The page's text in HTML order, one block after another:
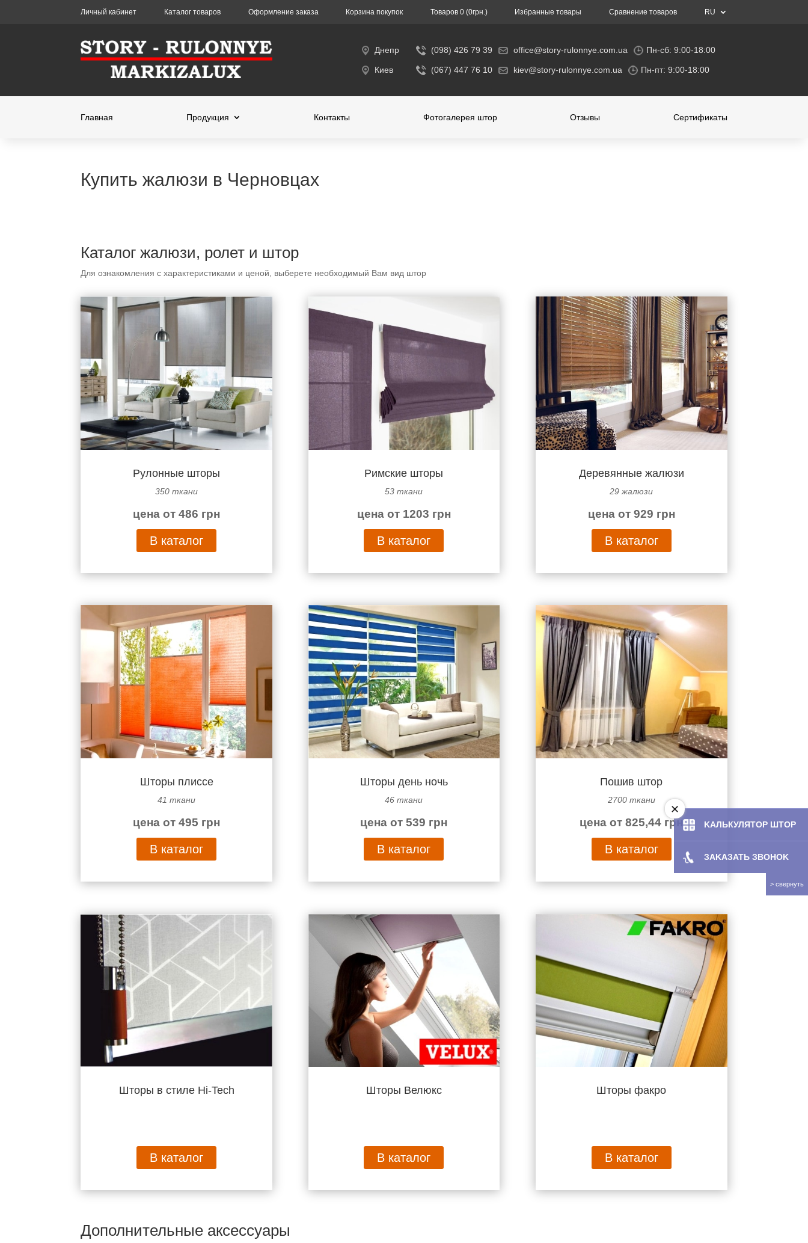
Личный кабинет Каталог товаров Оформление заказа Корзина покупок Toвapoв 0 (0гpн.) Избранные товары Сравнение товаров RU
Днепр (098) 426 79 39 office@story-rulonnye.com.ua Пн-сб: 9:00-18:00
Киев (067) 447 76 10 kiev@story-rulonnye.com.ua Пн-пт: 9:00-18:00
Главная Продукция Контакты Фотогалерея штор Отзывы Сертификаты
Купить жалюзи в Черновцах
Каталог жалюзи, ролет и штор
Для ознакомления с характеристиками и ценой, выберете необходимый Вам вид штор
Рулонные шторы
350 ткани
цена от 486 грн
В каталог
Римские шторы
53 ткани
цена от 1203 грн
В каталог
Деревянные жалюзи
29 жалюзи
цена от 929 грн
В каталог
Шторы плиссе
41 ткани
цена от 495 грн
В каталог
Шторы день ночь
46 ткани
цена от 539 грн
В каталог
Пошив штор
2700 ткани
цена от 825,44 грн
В каталог
Шторы в стиле Hi-Tech
В каталог
Шторы Велюкс
В каталог
Шторы факро
В каталог
Дополнительные аксессуары
KAЛЬКУЛЯТOP ШТОР
ЗAKAЗATЬ ЗBOHOK